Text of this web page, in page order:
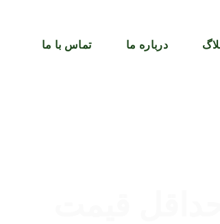
درباره ما تماس با ما